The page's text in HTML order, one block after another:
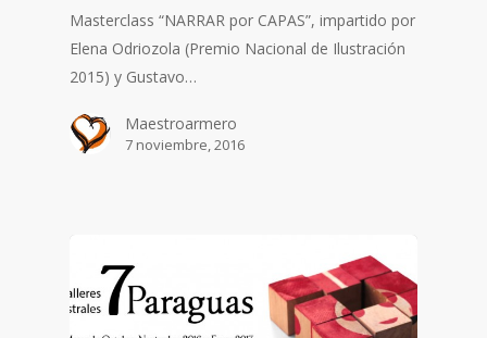
Masterclass “NARRAR por CAPAS”, impartido por
Elena Odriozola (Premio Nacional de Ilustración
2015) y Gustavo…
Maestroarmero
7 noviembre, 2016